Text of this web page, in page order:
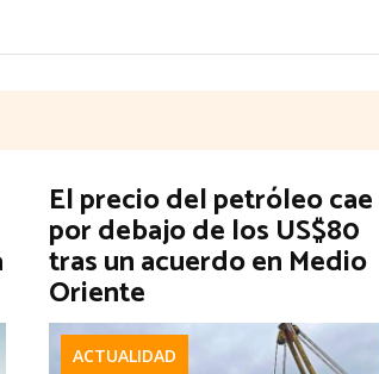
El precio del petróleo cae
por debajo de los US$80
tras un acuerdo en Medio
Oriente
ACTUALIDAD